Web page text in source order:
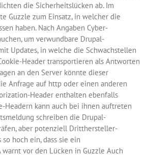
die Sicherheitslücken ab. Im
Guzzle zum Einsatz, in welcher die
haben. Nach Angaben Cyber-
um verwundbare Drupal-
Updates, in welche die Schwachstellen
Header transportieren als Antworten
an den Server könnte dieser
Anfrage auf http oder einen anderen
Header enthalten ebenfalls
Headern kann auch bei ihnen auftreten
schreiben die Drupal-
aber potenziell Dritthersteller-
hoch ein, dass sie ein
vor den Lücken in Guzzle Auch